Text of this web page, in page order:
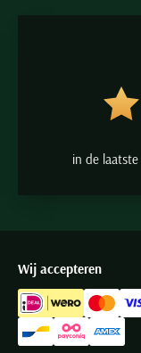
in de
Wij accepteren